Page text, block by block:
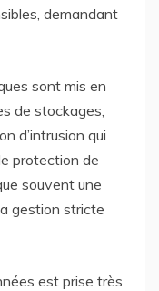
demandant
sont mis en
de stockages,
d’intrusion qui
protection de
souvent une
gestion stricte
est prise très